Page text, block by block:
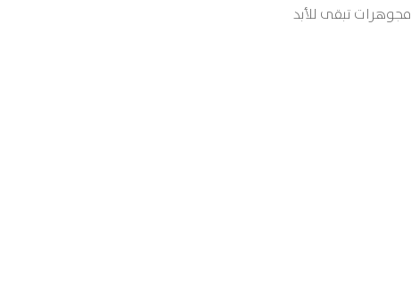
مجوهرات تبقى للأبد